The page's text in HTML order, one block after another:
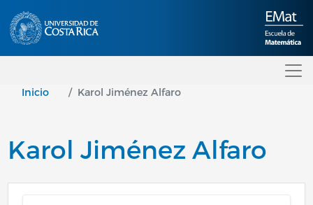
Inicio Karol Jiménez Alfaro
Karol Jiménez Alfaro